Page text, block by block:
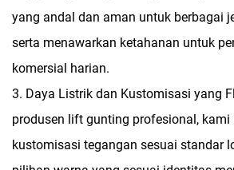
yang andal dan aman untuk berbagai
serta menawarkan ketahanan untuk
komersial harian.
3. Daya Listrik dan Kustomisasi yang
produsen lift gunting profesional, kami
kustomisasi tegangan sesuai standar